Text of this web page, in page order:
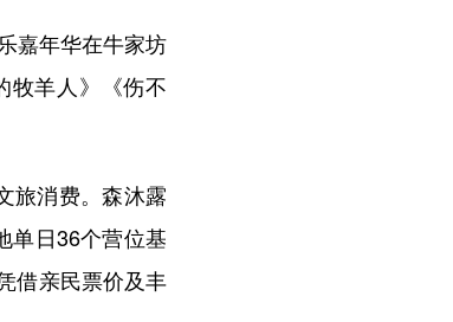
嘉年华在牛家坊
牧羊人》《伤不
旅消费。森沐露
单日36个营位基
借亲民票价及丰